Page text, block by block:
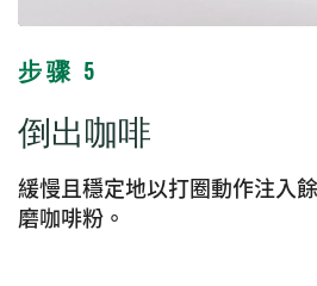
步骤 5
倒出咖啡
緩慢且穩定地以打圈動作注入
磨咖啡粉。